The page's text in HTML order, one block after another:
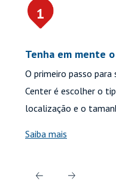
1
Tenha em mente
O primeiro passo
Center é escolher o
localização e o
Saiba mais